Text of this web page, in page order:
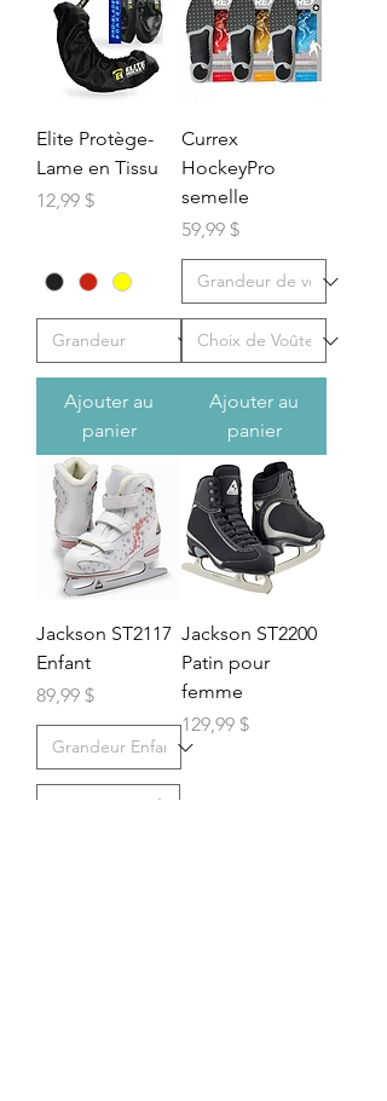
Elite Protège-
Lame en Tissu
Prix
12,99 $
Ajouter au
panier
Currex
HockeyPro
semelle
Prix
59,99 $
Ajouter au
panier
Jackson ST2117
Enfant
Prix
89,99 $
Jackson ST2200
Patin pour
femme
Prix
129,99 $